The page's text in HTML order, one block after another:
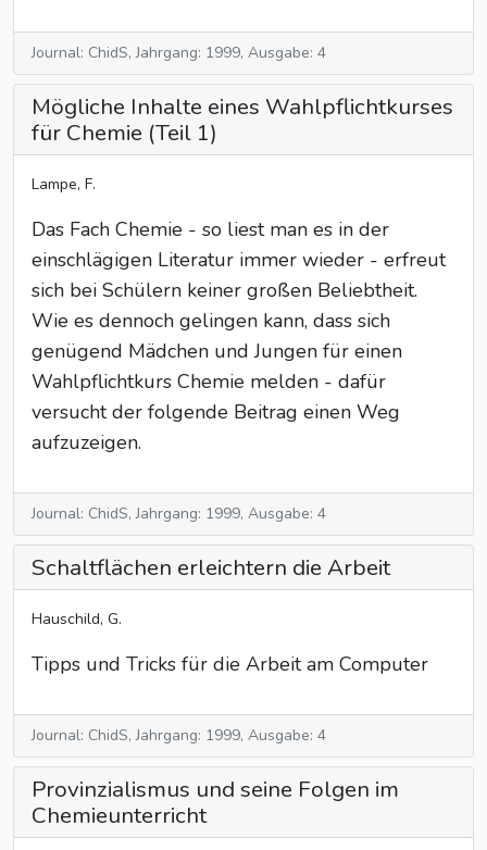
Journal: ChidS, Jahrgang: 1999, Ausgabe: 4
Mögliche Inhalte eines Wahlpflichtkurses
für Chemie (Teil 1)
Lampe, F.
Das Fach Chemie - so liest man es in der
einschlägigen Literatur immer wieder - erfreut
sich bei Schülern keiner großen Beliebtheit.
Wie es dennoch gelingen kann, dass sich
genügend Mädchen und Jungen für einen
Wahlpflichtkurs Chemie melden - dafür
versucht der folgende Beitrag einen Weg
aufzuzeigen.
Journal: ChidS, Jahrgang: 1999, Ausgabe: 4
Schaltflächen erleichtern die Arbeit
Hauschild, G.
Tipps und Tricks für die Arbeit am Computer
Journal: ChidS, Jahrgang: 1999, Ausgabe: 4
Provinzialismus und seine Folgen im
Chemieunterricht